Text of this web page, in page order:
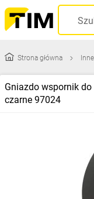
Strona główna Inne
Gniazdo wspornik
czarne 97024